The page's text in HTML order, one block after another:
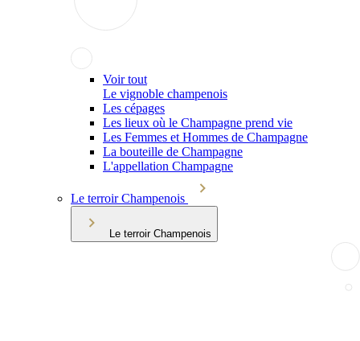
Voir tout
Le vignoble champenois
Les cépages
Les lieux où le Champagne prend vie
Les Femmes et Hommes de Champagne
La bouteille de Champagne
L'appellation Champagne
Le terroir Champenois
Le terroir Champenois